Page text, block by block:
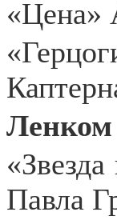
«Цена»
Ленком
Павла